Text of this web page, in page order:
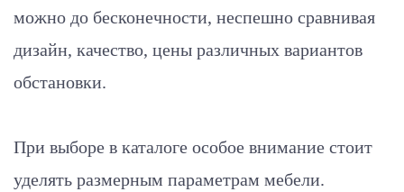
можно до бесконечности, неспешно сравнивая
дизайн, качество, цены различных вариантов
обстановки.
При выборе в каталоге особое внимание стоит
уделять размерным параметрам мебели.